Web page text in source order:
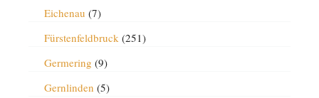
Eichenau (7)
Fürstenfeldbruck (251)
Germering (9)
Gernlinden (5)